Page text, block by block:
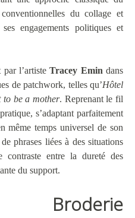
du collage et
engagements politiques et
par l’artisteTracey Emin dans
de patchwork, telles qu’Hôtel
to be a mother. Reprenant le fil
s’adaptant parfaitement
même temps universel de son
phrases liées à des situations
contraste entre la dureté des
du support.
Broderie